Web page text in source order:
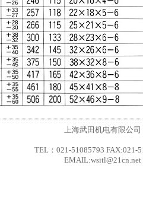
上海武田机电有限公司
TEL：021-51085793 FAX:021-
EMAIL:wsitl@21cn.net